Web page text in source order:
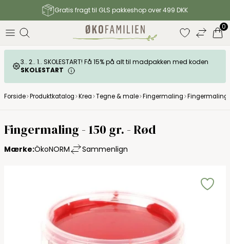
Gratis fragt til GLS pakkeshop over 499 DKK
0
3.. 2.. 1.. SKOLESTART! Få 15% på alt til madpakken med koden
SKOLESTART
Forside Produktkatalog Krea Tegne & male Fingermaling Fingermaling
Fingermaling - 150 gr. - Rød
Mærke:ÖkoNORM Sammenlign